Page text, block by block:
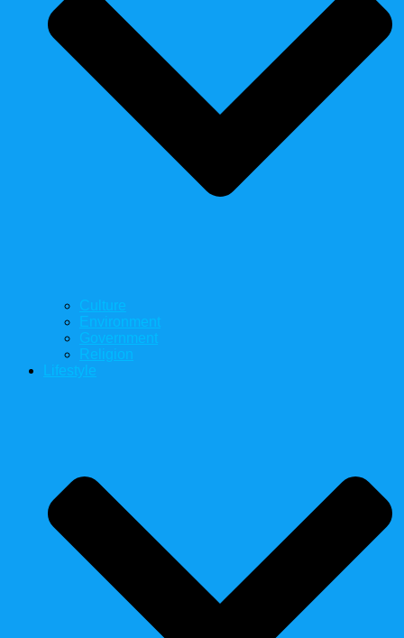
Culture
Environment
Government
Religion
Lifestyle